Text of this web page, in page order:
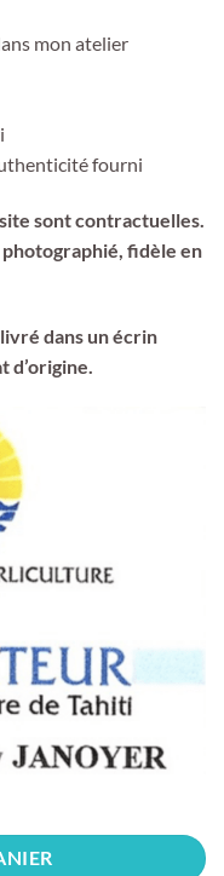
mon atelier
fourni
sont contractuelles.
fidèle en
dans un écrin
d’origine.